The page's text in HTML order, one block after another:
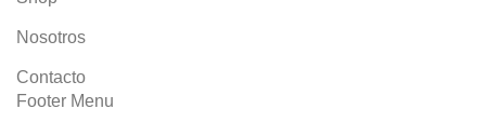
Nosotros
Contacto
Footer Menu